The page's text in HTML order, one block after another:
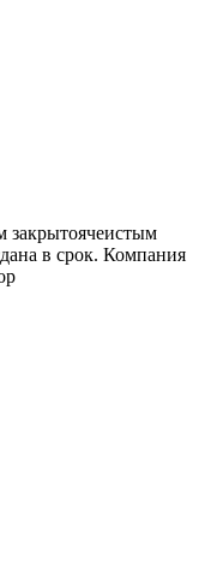
в срок. Компания